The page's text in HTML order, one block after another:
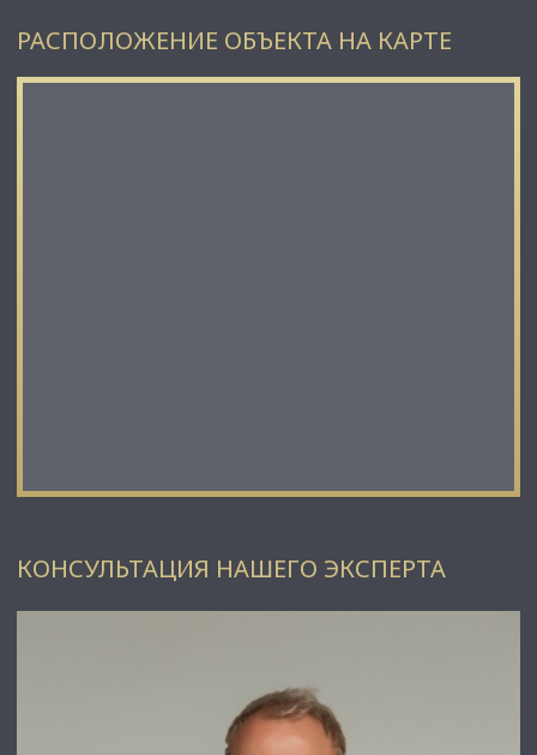
КОНСУЛЬТАЦИЯ НАШЕГО ЭКСПЕРТА
РАСПОЛОЖЕНИЕ ОБЪЕКТА НА КАРТЕ